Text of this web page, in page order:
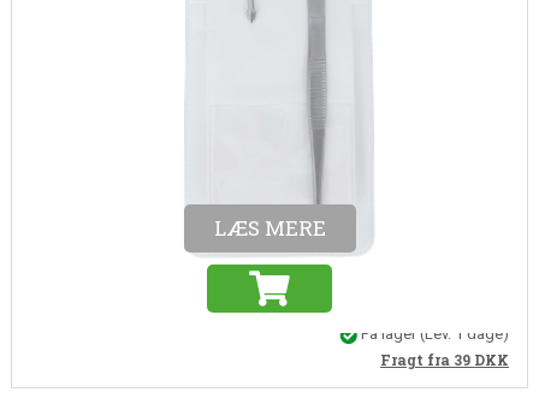
En lommebeskytter holder styr på lommetilbehøret. Undgå kuglepen på
(Inkl. moms)
LÆS MERE
På lager(Lev. 1 dage)
Fragt fra 39 DKK